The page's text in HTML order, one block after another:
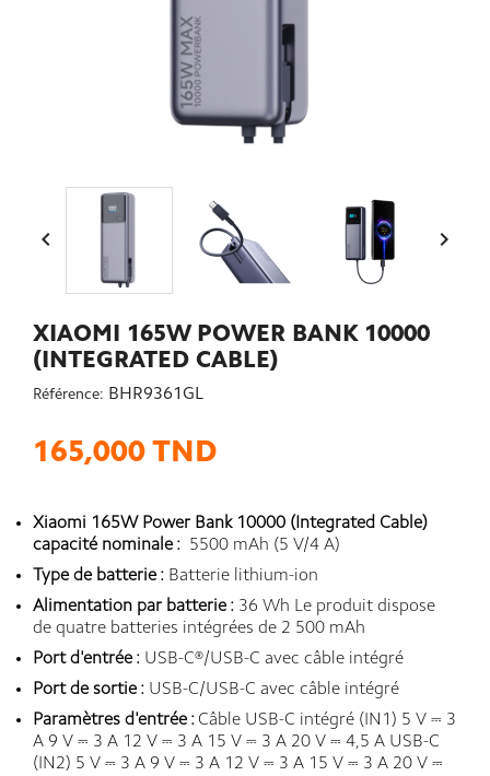
 
XIAOMI 165W POWER BANK 10000
(INTEGRATED CABLE)
Référence: BHR9361GL
165,000 TND
Xiaomi 165W Power Bank 10000 (Integrated Cable)
capacité nominale : 5500 mAh (5 V/4 A)
Type de batterie : Batterie lithium-ion
Alimentation par batterie : 36 Wh Le produit dispose
de quatre batteries intégrées de 2 500 mAh
Port d'entrée : USB-C®/USB-C avec câble intégré
Port de sortie : USB-C/USB-C avec câble intégré
Paramètres d'entrée : Câble USB-C intégré (IN1) 5 V ⎓ 3
A 9 V ⎓ 3 A 12 V ⎓ 3 A 15 V ⎓ 3 A 20 V ⎓ 4,5 A USB-C
(IN2) 5 V ⎓ 3 A 9 V ⎓ 3 A 12 V ⎓ 3 A 15 V ⎓ 3 A 20 V ⎓